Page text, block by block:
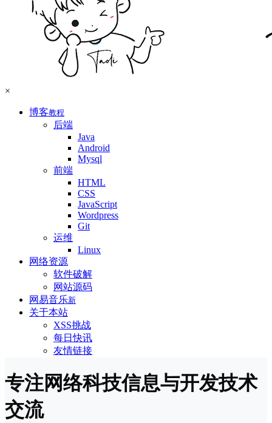
×
博客教程
后端
Java
Android
Mysql
前端
HTML
CSS
JavaScript
Wordpress
Git
运维
Linux
网络资源
软件破解
网站源码
网易音乐新
关于本站
XSS挑战
每日快讯
友情链接
专注网络科技信息与开发技术
交流